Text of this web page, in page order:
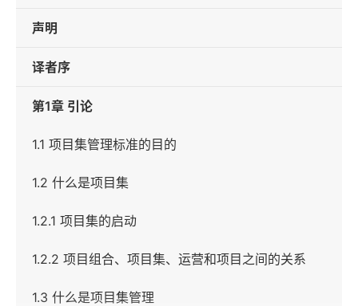
声明
译者序
第1章 引论
1.1 项目集管理标准的目的
1.2 什么是项目集
1.2.1 项目集的启动
1.2.2 项目组合、项目集、运营和项目之间的关系
1.3 什么是项目集管理